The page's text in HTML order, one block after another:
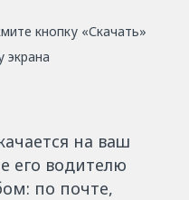
кнопку «Скачать»
экрана
на ваш
его водителю
по почте,